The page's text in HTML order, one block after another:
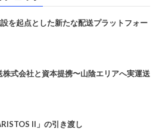
を起点とした新たな配送プラットフォー
式会社と資本提携〜山陰エリアへ実運送
II」の引き渡し